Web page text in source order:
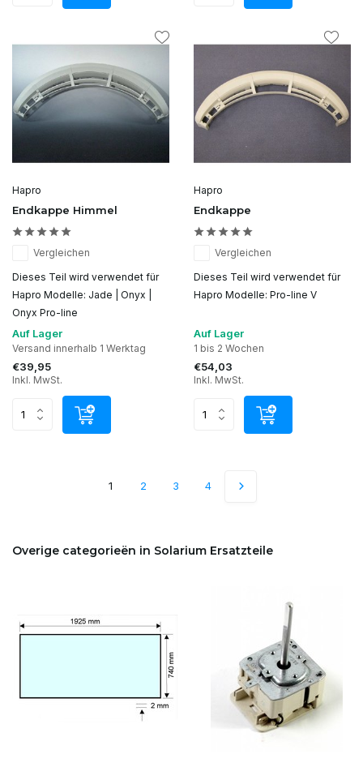
Hapro
Endkappe Himmel
Vergleichen
Dieses Teil wird verwendet für
Hapro Modelle: Jade | Onyx |
Onyx Pro-line
Auf Lager
Versand innerhalb 1 Werktag
€39,95
Inkl. MwSt.
Hapro
Endkappe
Vergleichen
Dieses Teil wird verwendet für
Hapro Modelle: Pro-line V
Auf Lager
1 bis 2 Wochen
€54,03
Inkl. MwSt.
1 2 3 4
Overige categorieën in Solarium Ersatzteile